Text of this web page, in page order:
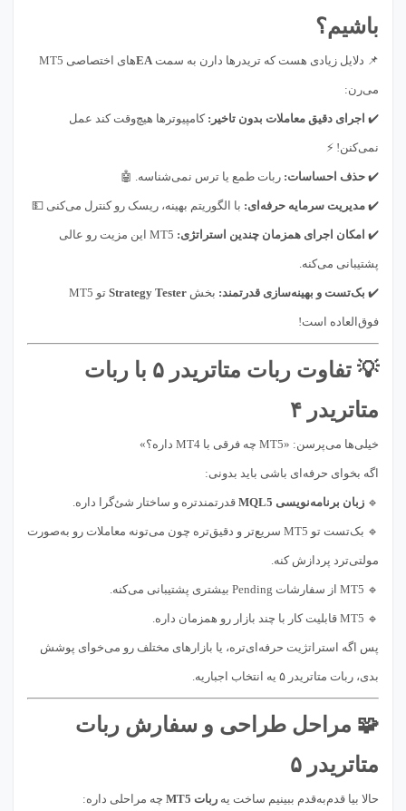
باشیم؟
📌 دلایل زیادی هست که تریدرها دارن به سمتEA های اختصاصی MT5
می‌رن:
✔️ اجرای دقیق معاملات بدون تاخیر: کامپیوترها هیچ‌وقت کند عمل
نمی‌کنن! ⚡
✔️ حذف احساسات: ربات طمع یا ترس نمی‌شناسه. 🤖
✔️ مدیریت سرمایه حرفه‌ای: با الگوریتم بهینه، ریسک رو کنترل می‌کنی 💵
✔️ امکان اجرای همزمان چندین استراتژی: MT5 این مزیت رو عالی
پشتیبانی می‌کنه.
✔️ بک‌تست و بهینه‌سازی قدرتمند: بخش Strategy Tester تو MT5
فوق‌العاده است!
💡 تفاوت ربات متاتریدر ۵ با ربات
متاتریدر ۴
خیلی‌ها می‌پرسن: «MT5 چه فرقی با MT4 داره؟»
اگه بخوای حرفه‌ای باشی باید بدونی:
🔹 زبان برنامه‌نویسی MQL5 قدرتمندتره و ساختار شئ‌گرا داره.
🔹 بک‌تست تو MT5 سریع‌تر و دقیق‌تره چون می‌تونه معاملات رو به‌صورت
مولتی‌ترد پردازش کنه.
🔹 MT5 از سفارشات Pending بیشتری پشتیبانی می‌کنه.
🔹 MT5 قابلیت کار با چند بازار رو همزمان داره.
پس اگه استراتژیت حرفه‌ای‌تره، یا بازارهای مختلف رو می‌خوای پوشش
بدی، ربات متاتریدر ۵ یه انتخاب اجباریه.
🧩 مراحل طراحی و سفارش ربات
متاتریدر ۵
حالا بیا قدم‌به‌قدم ببینیم ساخت یه ربات MT5 چه مراحلی داره: